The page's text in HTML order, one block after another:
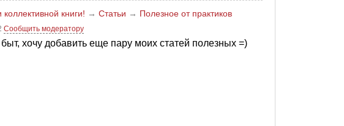
книги! → Статьи → Полезное от практиков
Сообщить модератору
хочу добавить еще пару моих статей полезных =)